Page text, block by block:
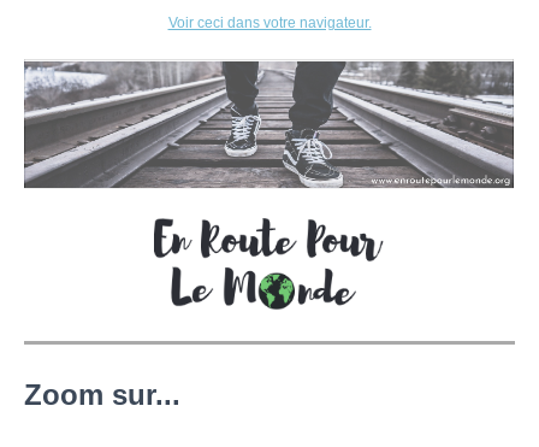
Voir ceci dans votre navigateur.
Zoom sur...